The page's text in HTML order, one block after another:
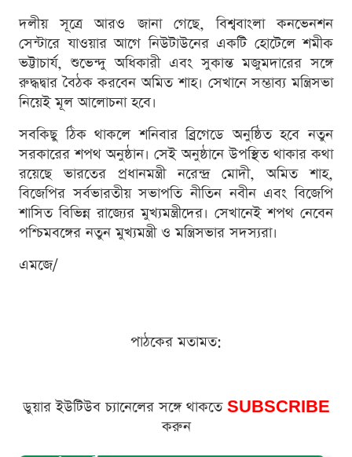
দলীয় সূত্রে আরও জানা গেছে, বিশ্ববাংলা কনভেনশন
সেন্টারে যাওয়ার আগে নিউটাউনের একটি হোটেলে শমীক
ভট্টাচার্য, শুভেন্দু অধিকারী এবং সুকান্ত মজুমদারের সঙ্গে
রুদ্ধদ্বার বৈঠক করবেন অমিত শাহ। সেখানে সম্ভাব্য মন্ত্রিসভা
নিয়েই মূল আলোচনা হবে।
সবকিছু ঠিক থাকলে শনিবার ব্রিগেডে অনুষ্ঠিত হবে নতুন
সরকারের শপথ অনুষ্ঠান। সেই অনুষ্ঠানে উপস্থিত থাকার কথা
রয়েছে ভারতের প্রধানমন্ত্রী নরেন্দ্র মোদী, অমিত শাহ,
বিজেপির সর্বভারতীয় সভাপতি নীতিন নবীন এবং বিজেপি
শাসিত বিভিন্ন রাজ্যের মুখ্যমন্ত্রীদের। সেখানেই শপথ নেবেন
পশ্চিমবঙ্গের নতুন মুখ্যমন্ত্রী ও মন্ত্রিসভার সদস্যরা।
এমজে/
পাঠকের মতামত:
ডুয়ার ইউটিউব চ্যানেলের সঙ্গে থাকতে SUBSCRIBE
করুন